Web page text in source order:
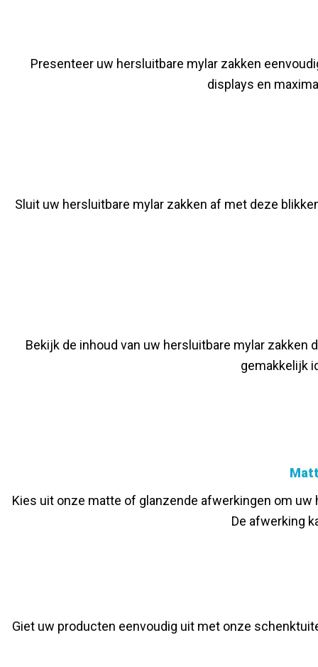
Presenteer uw hersluitbare mylar zakken
displays en
Sluit uw hersluitbare mylar zakken af ​​met deze
Bekijk de inhoud van uw hersluitbare mylar
gemakkelijk
Kies uit onze matte of glanzende afwerkingen om
De afwerking
Giet uw producten eenvoudig uit met onze